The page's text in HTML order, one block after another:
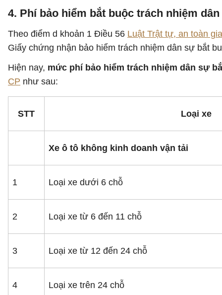
4. Phí bảo hiểm bắt buộc trách nhiệm
Theo điểm d khoản 1 Điều 56 Luật Trật tự, an toàn
Giấy chứng nhận bảo hiểm trách nhiệm dân sự bắt
Hiện nay, mức phí bảo hiểm trách nhiệm dân sự
CP như sau:
STT Loại xe
Xe ô tô không kinh doanh vận tải
1 Loại xe dưới 6 chỗ
2 Loại xe từ 6 đến 11 chỗ
3 Loại xe từ 12 đến 24 chỗ
4 Loại xe trên 24 chỗ